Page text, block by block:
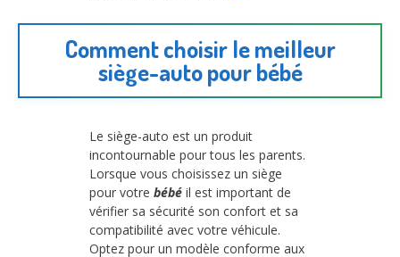
Comment choisir le meilleur
siège-auto pour bébé
Le siège-auto est un produit
incontournable pour tous les parents.
Lorsque vous choisissez un siège
pour votre bébé il est important de
vérifier sa sécurité son confort et sa
compatibilité avec votre véhicule.
Optez pour un modèle conforme aux